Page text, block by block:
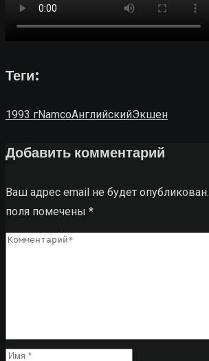
Теги:
1993 гNamcoАнглийскийЭкшен
Добавить комментарий
Ваш адрес email не будет опубликован.
поля помечены *